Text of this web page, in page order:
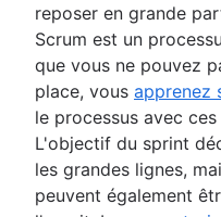
reposer en grande
Scrum est un
que vous ne pouvez
place, vous apprenez
le processus avec
L'objectif du sprint
les grandes lignes,
peuvent également